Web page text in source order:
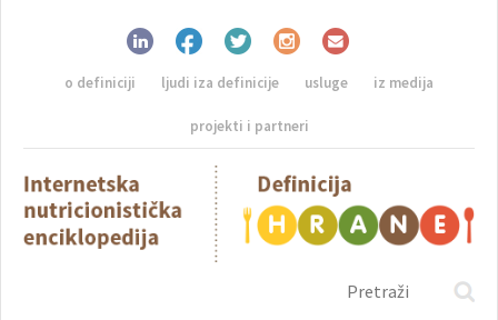
o definiciji ljudi iza definicije usluge iz medija
projekti i partneri